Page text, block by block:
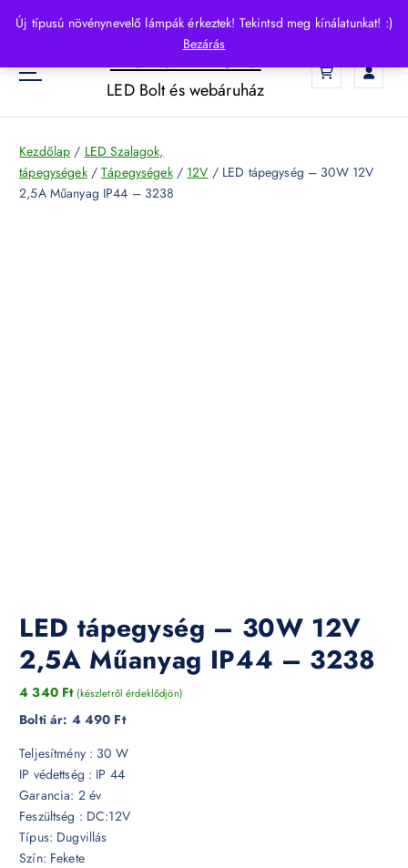
Új típusú növénynevelő lámpák érkeztek! Tekintsd meg kínálatunkat! :)
Bezárás
p
o
HelloLED.hu
LED Bolt és webáruház
Kezdőlap / LED Szalagok,
tápegységek/Tápegységek/ 12V / LED tápegység – 30W 12V
2,5A Műanyag IP44 – 3238
LED tápegység – 30W 12V
2,5A Műanyag IP44 – 3238
4 340 Ft (készletről érdeklődjön)
Bolti ár: 4 490 Ft
Teljesítmény : 30 W
IP védettség : IP 44
Garancia: 2 év
Feszültség : DC:12V
Típus: Dugvillás
Szín: Fekete